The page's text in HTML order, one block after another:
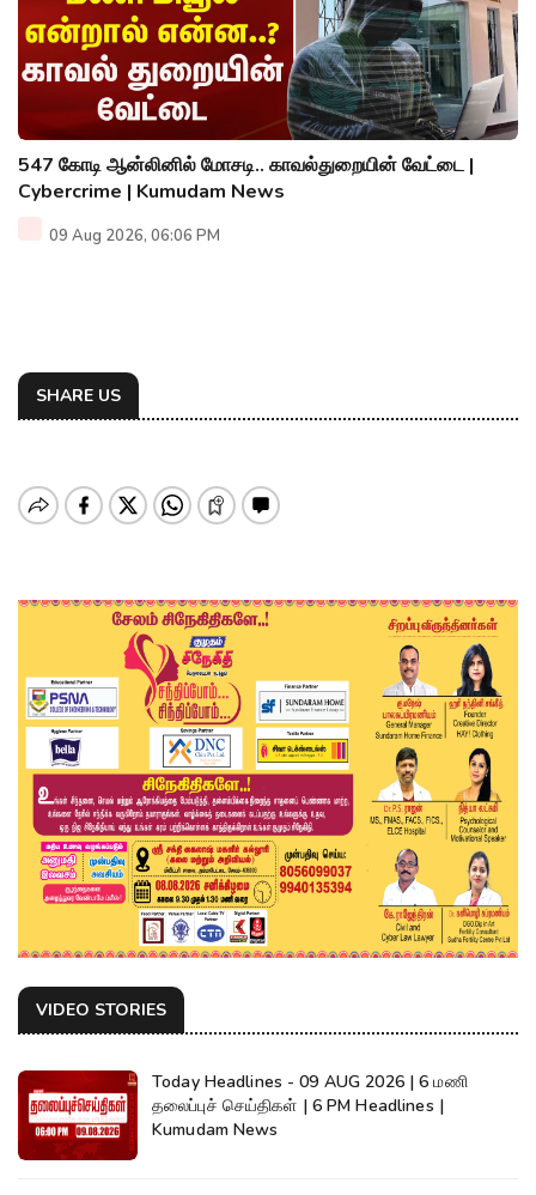
547 கோடி ஆன்லினில் மோசடி.. காவல்துறையின் வேட்டை |
Cybercrime | Kumudam News
09 Aug 2026, 06:06 PM
SHARE US
VIDEO STORIES
Today Headlines - 09 AUG 2026 | 6 மணி
தலைப்புச் செய்திகள் | 6 PM Headlines |
Kumudam News